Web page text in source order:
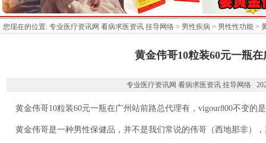
您现在的位置: 专业医疗资讯网 看病求医资讯 挂导网络 > 男性疾病 > 男性性功能 >
黄金伟哥10粒装60元一瓶
专业医疗资讯网 看病求医资讯 挂导网络
黄金伟哥10粒装60元一瓶在广州站前路总代理有，vigour800不变的
黄金伟哥是一种男性保健品，并不是我们常说的伟哥（西地那非）